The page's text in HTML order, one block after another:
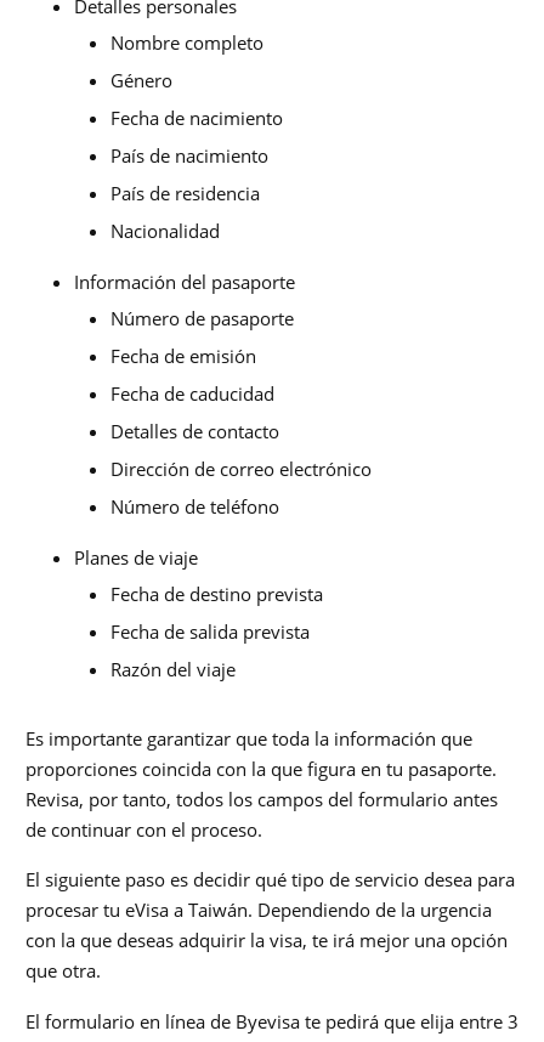
Detalles personales
Nombre completo
Género
Fecha de nacimiento
País de nacimiento
País de residencia
Nacionalidad
Información del pasaporte
Número de pasaporte
Fecha de emisión
Fecha de caducidad
Detalles de contacto
Dirección de correo electrónico
Número de teléfono
Planes de viaje
Fecha de destino prevista
Fecha de salida prevista
Razón del viaje
Es importante garantizar que toda la información que
proporciones coincida con la que figura en tu pasaporte.
Revisa, por tanto, todos los campos del formulario antes
de continuar con el proceso.
El siguiente paso es decidir qué tipo de servicio desea para
procesar tu eVisa a Taiwán. Dependiendo de la urgencia
con la que deseas adquirir la visa, te irá mejor una opción
que otra.
El formulario en línea de Byevisa te pedirá que elija entre 3